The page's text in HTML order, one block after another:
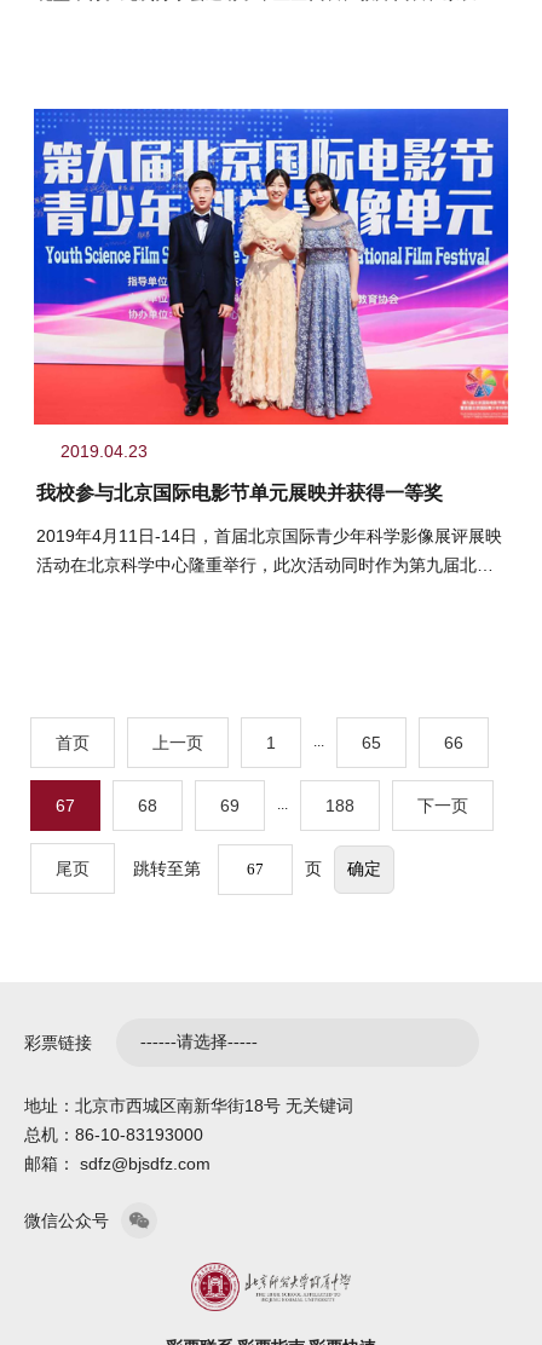
2019.04.23
我校参与北京国际电影节单元展映并获得一等奖
2019年4月11日-14日，首届北京国际青少年科学影像展评展映
活动在北京科学中心隆重举行，此次活动同时作为第九届北京
首页 上一页 1 ... 65 66
67 68 69 ... 188 下一页
尾页 跳转至第 页
彩票链接
地址：北京市西城区南新华街18号 无关键词
总机：86-10-83193000
邮箱： sdfz@bjsdfz.com
微信公众号